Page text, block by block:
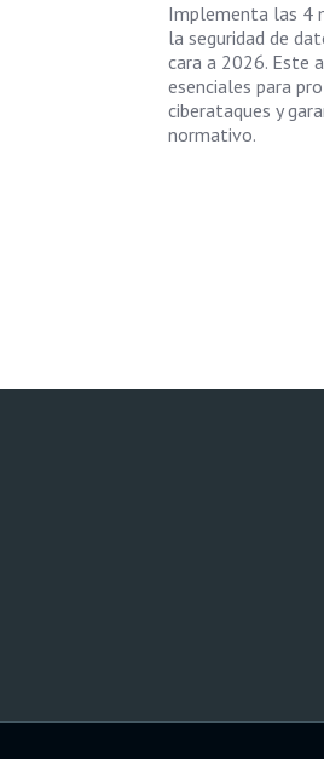
Implementa las 4
la seguridad de
cara a 2026. Este
esenciales para
ciberataques y
normativo.